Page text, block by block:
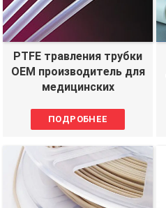
PTFE травления трубки
OEM производитель для
медицинских
ПОДРОБНЕЕ